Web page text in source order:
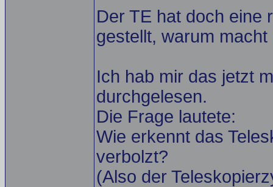
Der TE hat doch eine
gestellt, warum
Ich hab mir das jetzt
durchgelesen.
Die Frage lautete:
Wie erkennt das
verbolzt?
(Also der